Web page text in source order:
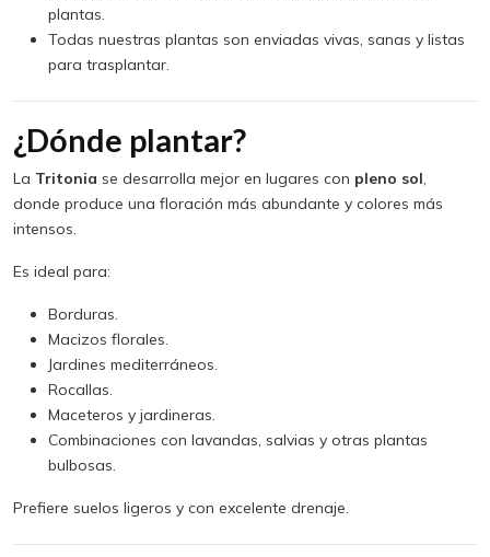
plantas.
Todas nuestras plantas son enviadas vivas, sanas y listas
para trasplantar.
¿Dónde plantar?
La Tritonia se desarrolla mejor en lugares con pleno sol,
donde produce una floración más abundante y colores más
intensos.
Es ideal para:
Borduras.
Macizos florales.
Jardines mediterráneos.
Rocallas.
Maceteros y jardineras.
Combinaciones con lavandas, salvias y otras plantas
bulbosas.
Prefiere suelos ligeros y con excelente drenaje.